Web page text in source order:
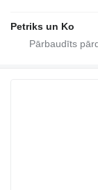
Petriks un Ko